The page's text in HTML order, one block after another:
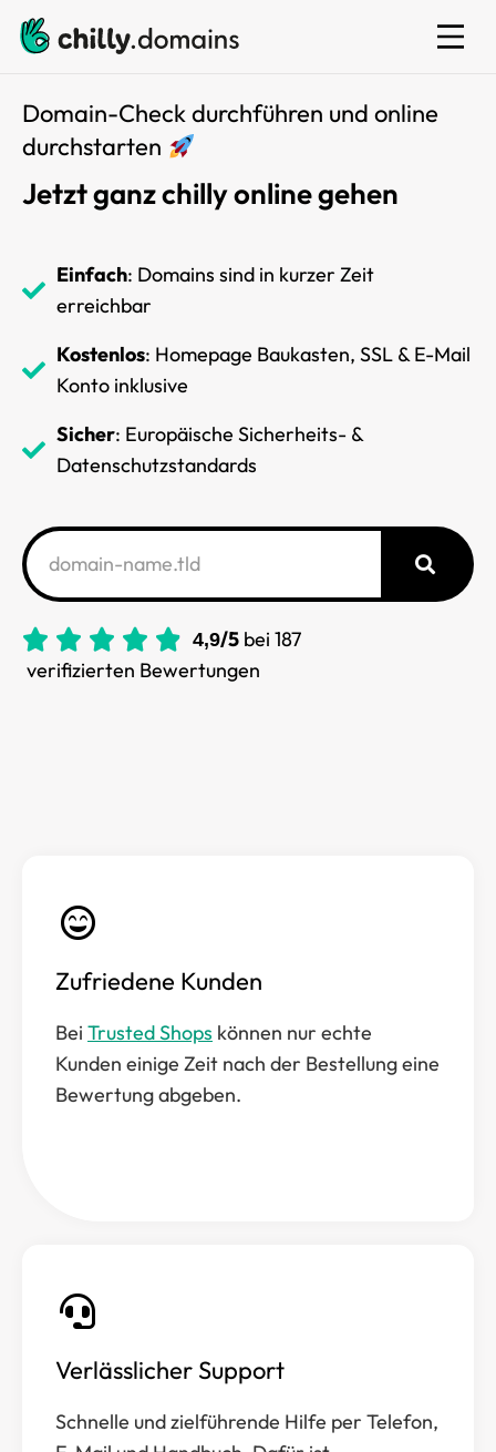
Domain-Check durchführen und online
durchstarten
Jetzt ganz chilly online gehen
Einfach: Domains sind in kurzer Zeit
erreichbar
Kostenlos: Homepage Baukasten, SSL & E-Mail
Konto inklusive
Sicher: Europäische Sicherheits- &
Datenschutzstandards
     4,9/5 bei 187
verifizierten Bewertungen
Zufriedene Kunden
Bei Trusted Shops können nur echte
Kunden einige Zeit nach der Bestellung eine
Bewertung abgeben.
Verlässlicher Support
Schnelle und zielführende Hilfe per Telefon,